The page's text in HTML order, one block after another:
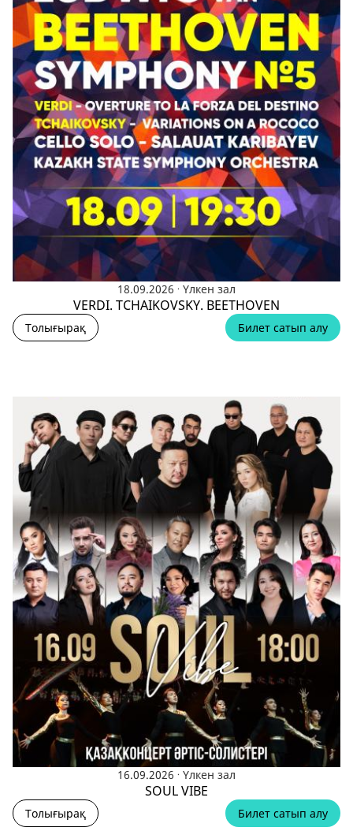
18.09.2026 . Үлкен зал
VERDI. TCHAIKOVSKY. BEETHOVEN
Толығырақ Билет сатып алу
16.09.2026 . Үлкен зал
SOUL VIBE
Толығырақ Билет сатып алу